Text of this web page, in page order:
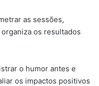
as sessões,
os resultados
o humor antes e
os impactos positivos